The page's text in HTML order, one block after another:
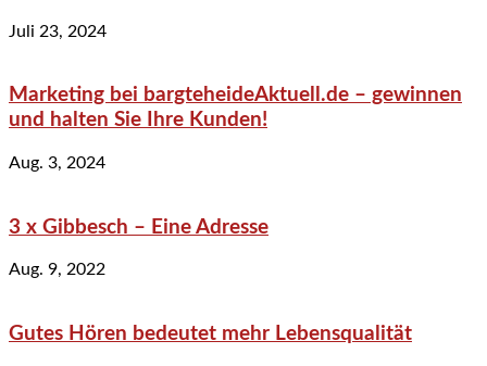
Juli 23, 2024
Marketing bei bargteheideAktuell.de – gewinnen
und halten Sie Ihre Kunden!
Aug. 3, 2024
3 x Gibbesch – Eine Adresse
Aug. 9, 2022
Gutes Hören bedeutet mehr Lebensqualität